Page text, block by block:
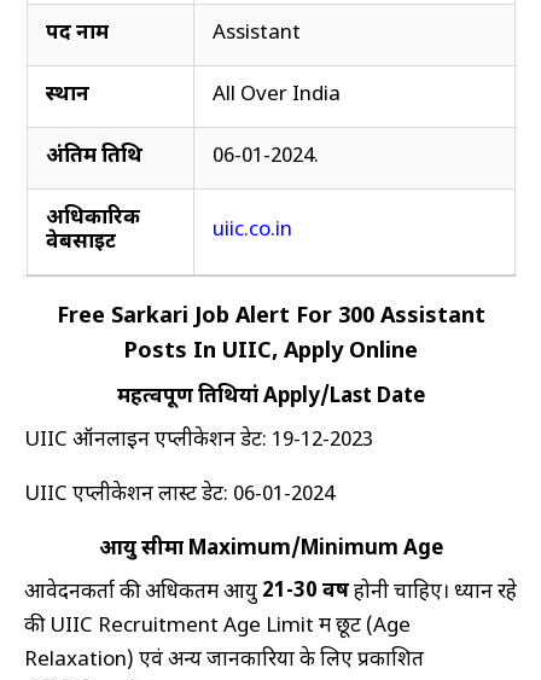
Driver
FOLLOW
ON
Facebook
Koo
Twitter
Email
पद नाम Assistant
स्थान All Over India
अंतिम तिथि 06-01-2024.
अधिकारिक
वेबसाइट
uiic.co.in
Free Sarkari Job Alert For 300 Assistant
Posts In UIIC, Apply Online
महत्वपूर्ण तिथियां Apply/Last Date
UIIC ऑनलाइन एप्लीकेशन डेट: 19-12-2023
UIIC एप्लीकेशन लास्ट डेट: 06-01-2024
आयु सीमा Maximum/Minimum Age
आवेदनकर्ता की अधिकतम आयु 21-30 वर्षहोनी चाहिए। ध्यान रहे
की UIIC Recruitment Age Limit में छूट (Age
Relaxation) एवं अन्य जानकारियों के लिए प्रकाशित